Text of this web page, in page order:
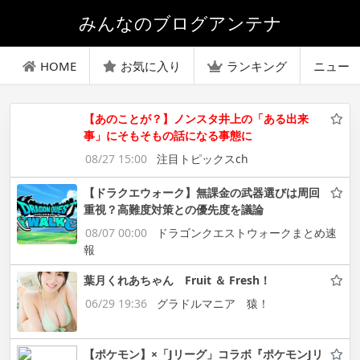
みんなのブログアンテナ
HOME お気に入り ランキング ニュー
【あのことが？】ノンスタ井上の「ある出来
事」にそもそもの話になる事態に
08/27 15:00
注目トピックスch
【ドラクエウォーク】無課金の武器選びは周回
重視？高難度対策との優先度を議論
08/07 00:00
ドラゴンクエストウォークまとめ速
報
葉月くれあちゃん Fruit ＆ Fresh！
06/29 19:36
グラドルマニア 猿！
【ポケモン】×「Jリーグ」コラボ『ポケモンJリ